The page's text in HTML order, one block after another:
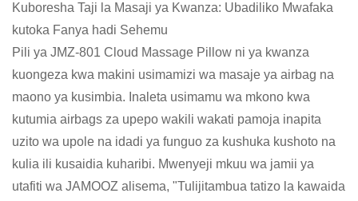
Kuboresha Taji la Masaji ya Kwanza: Ubadiliko Mwafaka
kutoka Fanya hadi Sehemu
Pili ya JMZ-801 Cloud Massage Pillow ni ya kwanza
kuongeza kwa makini usimamizi wa masaje ya airbag na
maono ya kusimbia. Inaleta usimamu wa mkono kwa
kutumia airbags za upepo wakili wakati pamoja inapita
uzito wa upole na idadi ya funguo za kushuka kushoto na
kulia ili kusaidia kuharibi. Mwenyeji mkuu wa jamii ya
utafiti wa JAMOOZ alisema, "Tulijitambua tatizo la kawaida